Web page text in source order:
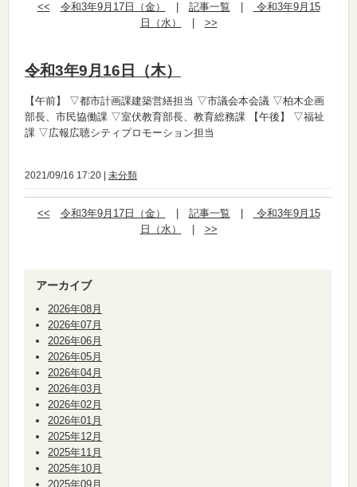
<< 令和3年9月17日（金） 記事一覧
令和3年9月15
日（水）
>>
令和3年9月16日（木）
【午前】
▽都市計画課建築営繕担当 ▽市議会本会議 ▽柏木企画
部長、市民協働課 ▽室伏教育部長、教育総務課 【午後】
▽福祉
課 ▽広報広聴シティプロモーション担当
2021/09/16 17:20 | 未分類
<< 令和3年9月17日（金） 記事一覧
令和3年9月15
日（水）
>>
アーカイブ
2026年08月
2026年07月
2026年06月
2026年05月
2026年04月
2026年03月
2026年02月
2026年01月
2025年12月
2025年11月
2025年10月
2025年09月